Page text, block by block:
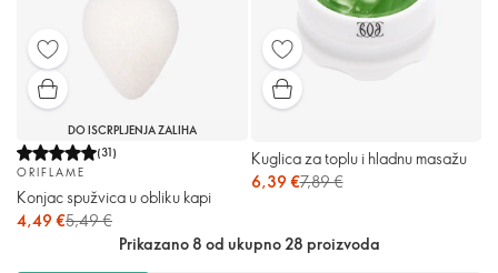
DO ISCRPLJENJA ZALIHA
(31)
ORIFLAME
Konjac spužvica u obliku kapi
4,49 €5,49 €
Kuglica za toplu i hladnu masažu
6,39 €7,89 €
Prikazano 8 od ukupno 28 proizvoda